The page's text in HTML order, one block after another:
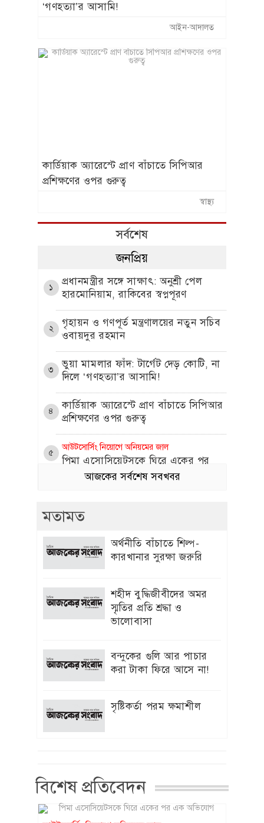
‘গণহত্যা’র আসামি!
আইন-আদালত
কার্ডিয়াক অ্যারেস্টে প্রাণ বাঁচাতে সিপিআর
প্রশিক্ষণের ওপর গুরুত্ব
স্বাস্থ্য
সর্বশেষ
জনপ্রিয়
১
প্রধানমন্ত্রীর সঙ্গে সাক্ষাৎ: অনুশ্রী পেল
হারমোনিয়াম, রাকিবের স্বপ্নপূরণ
২
গৃহায়ন ও গণপূর্ত মন্ত্রণালয়ের নতুন সচিব
ওবায়দুর রহমান
৩
​ভুয়া মামলার ফাঁদ: টার্গেট দেড় কোটি, না
দিলে ‘গণহত্যা’র আসামি!
৪
কার্ডিয়াক অ্যারেস্টে প্রাণ বাঁচাতে সিপিআর
প্রশিক্ষণের ওপর গুরুত্ব
৫
আউটসোর্সিং নিয়োগে অনিয়মের জাল
পিমা এসোসিয়েটসকে ঘিরে একের পর
এক অভিযোগ
ক্রিকেটার ব্রেট লি
৭
এলিট আম্পায়ার সৈকত চুক্তিতে নেই কেন,
ব্যাখ্যা দিল বিসিবি
৮
৩য় ভাষা শিক্ষায় চীনা ভাষাকে অগ্রাধিকার
দেওয়া হবে : ইউজিসি চেয়ারম্যান
‘স্পাইডার-ম্যান’ খ্যাত অভিনেত্রী মেরি
হাজারো প্রাণের আত্মত্যাগ বৃথা যায়নি:
প্রধানমন্ত্রী
১১
সদ্য সমাপ্ত প্রকল্পের অগ্রগতি অদৃশ্য
বিএডিসি “র”গুদামঘর নির্মাণ রক্ষনাবেক্ষণ
প্রকল্পের পিডি মুজিবরের নেতৃত্বে চলছে
১২
শাকিবের অনুরোধে সিনেমায় ফিরতে রাজি
ববিতা
ফেসবুক-টিকটক ব্যবহার না করার শর্তে
আজকের সর্বশেষ সবখবর
মতামত
অর্থনীতি বাঁচাতে শিল্প-
কারখানার সুরক্ষা জরুরি
শহীদ বুদ্ধিজীবীদের অমর
স্মৃতির প্রতি শ্রদ্ধা ও
ভালোবাসা
বন্দুকের গুলি আর পাচার
করা টাকা ফিরে আসে না!
সৃষ্টিকর্তা পরম ক্ষমাশীল
বিশেষ প্রতিবেদন